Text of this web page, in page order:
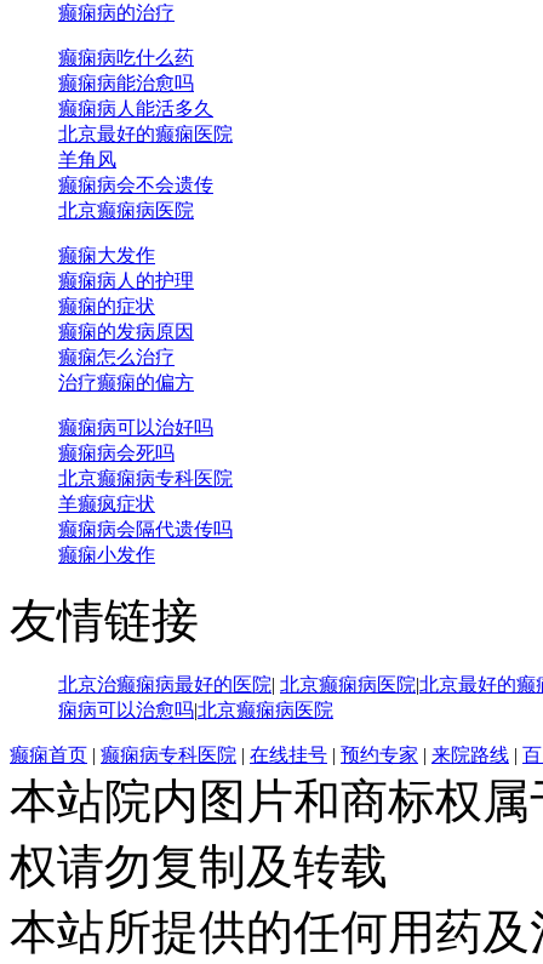
癫痫病的治疗
癫痫病吃什么药
癫痫病能治愈吗
癫痫病人能活多久
北京最好的癫痫医院
羊角风
癫痫病会不会遗传
北京癫痫病医院
癫痫大发作
癫痫病人的护理
癫痫的症状
癫痫的发病原因
癫痫怎么治疗
治疗癫痫的偏方
癫痫病可以治好吗
癫痫病会死吗
北京癫痫病专科医院
羊癫疯症状
癫痫病会隔代遗传吗
癫痫小发作
友情链接
北京治癫痫病最好的医院| 北京癫痫病医院|北京最好的癫
痫病可以治愈吗|北京癫痫病医院
癫痫首页 | 癫痫病专科医院 | 在线挂号 | 预约专家 | 来院路线 |
本站院内图片和商标权
权请勿复制及转载
本站所提供的任何用药